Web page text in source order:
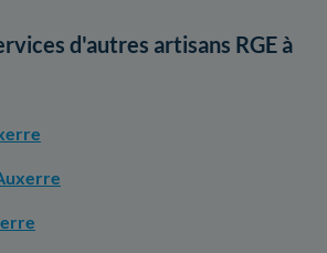
d'autres artisans RGE à